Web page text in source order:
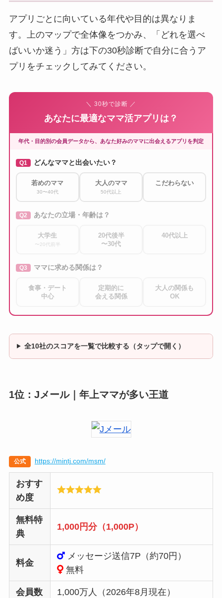
◀
若めママ 年上ママ
▶
アプリごとに向いている年代や目的は異なりま
す。上のマップで全体像をつかみ、「どれを選べ
ばいいか迷う」方は下の30秒診断で自分に合うア
プリをチェックしてみてください。
＼ 30秒で診断 ／
あなたに最適なママ活アプリは？
年代・目的別の会員データから、あなた好みのママに出会えるアプリを判定
Q1 どんなママと出会いたい？
若めのママ
30〜40代
大人のママ
50代以上
こだわらない
Q2 あなたの立場・年齢は？
大学生
〜20代前半
20代後半
〜30代
40代以上
Q3 ママに求める関係は？
食事・デート
中心
定期的に
会える関係
大人の関係も
OK
全10社のスコアを一覧で比較する（タップで開く）
1位：Jメール｜年上ママが多い王道
公式 https://mintj.com/msm/
おすす
め度
無料特
典
1,000円分（1,000P）
料金
メッセージ送信7P（約70円）
無料
会員数 1,000万人（2026年8月現在）